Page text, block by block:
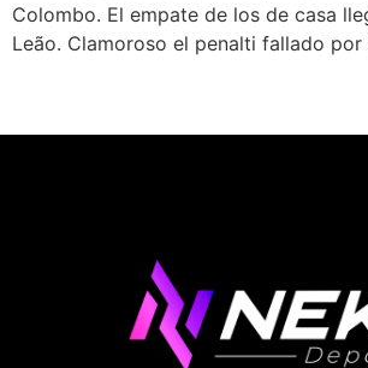
Colombo. El empate de los de casa
Leão. Clamoroso el penalti fallado por